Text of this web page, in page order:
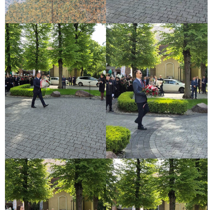
Polska
Miedź
VIII
Edycji
Działalność
DZIAŁALNOŚĆ
Akademia
Rozwoju
Przemysłu
4.0
Wydarzenia
–
Akademia
Rozwoju